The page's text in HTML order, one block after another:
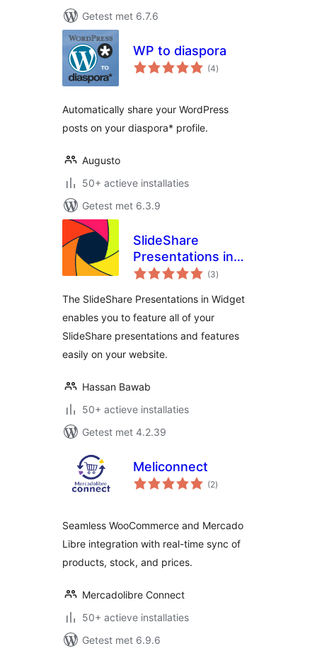
Getest met 6.7.6
WP to diaspora
(4totaal
waarderingen
)
Automatically share your WordPress
posts on your diaspora* profile.
Augusto
50+ actieve installaties
Getest met 6.3.9
SlideShare
Presentations in
Widget
(3totaal
waarderingen
)
The SlideShare Presentations in Widget
enables you to feature all of your
SlideShare presentations and features
easily on your website.
Hassan Bawab
50+ actieve installaties
Getest met 4.2.39
Meliconnect
(2totaal
waarderingen
)
Seamless WooCommerce and Mercado
Libre integration with real-time sync of
products, stock, and prices.
Mercadolibre Connect
50+ actieve installaties
Getest met 6.9.6